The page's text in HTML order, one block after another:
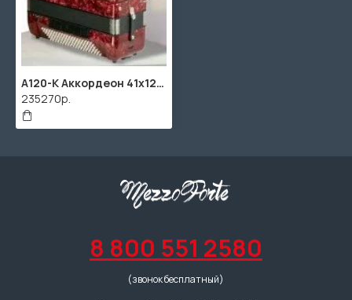
A120-K Аккордеон 41х120-IV-13/6, Aurora
235270р.
8 800 551 2580
(звонок бесплатный)